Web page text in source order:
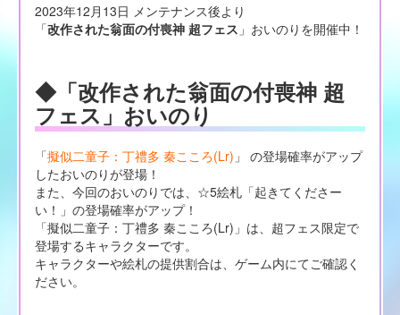
2023年12月13日 メンテナンス後より
「改作された翁面の付喪神 超フェス 」おいのりを開催中！
◆「改作された翁面の付喪神 超
フェス」おいのり
「擬似二童子：丁禮多 秦こころ(Lr) 」 の登場確率がアップ
したおいのりが登場！
また、今回のおいのりでは、☆5絵札「起きてくださー
い！」の登場確率がアップ！
「擬似二童子：丁禮多 秦こころ(Lr)」は、超フェス限定で
登場するキャラクターです。
キャラクターや絵札の提供割合は、ゲーム内にてご確認く
ださい。